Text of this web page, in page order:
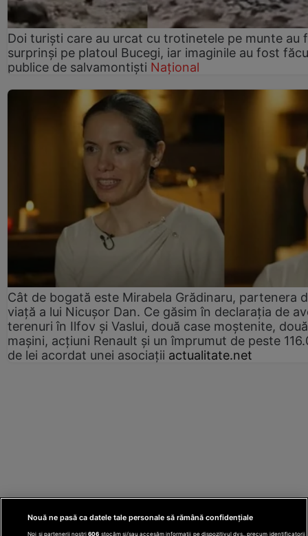
Doi turiști care au urcat cu trotinetele pe munte au
surprinși pe platoul Bucegi, iar imaginile au fost
publice de salvamontiști Național
Cât de bogată este Mirabela Grădinaru, partenera
viață a lui Nicușor Dan. Ce găsim în declarația de
terenuri în Ilfov și Vaslui, două case moștenite, două
mașini, acțiuni Renault și un împrumut de peste
de lei acordat unei asociații actualitate.net
Nouă ne pasă ca datele tale personale să rămână confidențiale
Noi și partenerii noștri606 stocăm și/sau accesăm informații pe dispozitivul dvs., precum identificatorii